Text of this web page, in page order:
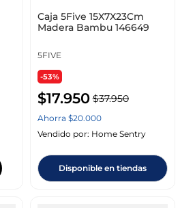
Caja 5Five 15X7X23Cm
Madera Bambu 146649
5FIVE
-53%
$17.950 $37.950
Ahorra $20.000
Vendido por: Home Sentry
Disponible en tiendas